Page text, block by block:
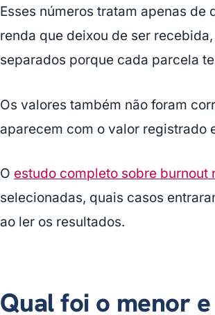
Esses números tratam apenas de
renda que deixou de ser
separados porque cada parcela
Os valores também não foram
aparecem com o valor registrado
O estudo completo sobre burnout
selecionadas, quais casos
ao ler os resultados.
Qual foi o menor